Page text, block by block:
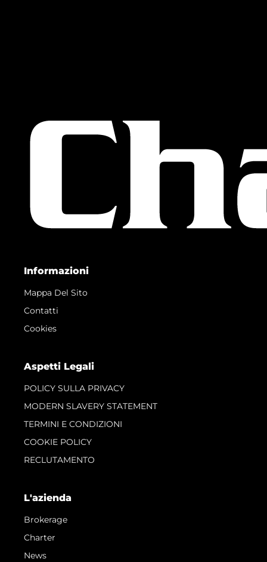
Informazioni
Mappa Del Sito
Contatti
Cookies
Aspetti Legali
POLICY SULLA PRIVACY
MODERN SLAVERY STATEMENT
TERMINI E CONDIZIONI
COOKIE POLICY
RECLUTAMENTO
L'azienda
Brokerage
Charter
News